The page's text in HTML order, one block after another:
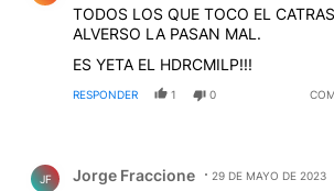
TODOS LOS QUE TOCO EL
ALVERSO LA PASAN MAL.
ES YETA EL HDRCMILP!!!
RESPONDER 1 0
JF Jorge Fraccione 29 DE MAYO DE 2023